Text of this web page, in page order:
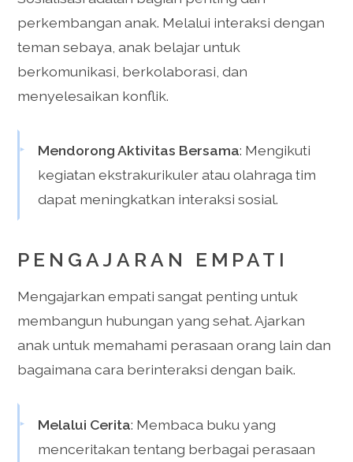
perkembangan anak. Melalui interaksi dengan
teman sebaya, anak belajar untuk
berkomunikasi, berkolaborasi, dan
menyelesaikan konflik.
Mendorong Aktivitas Bersama: Mengikuti
kegiatan ekstrakurikuler atau olahraga tim
dapat meningkatkan interaksi sosial.
PENGAJARAN EMPATI
Mengajarkan empati sangat penting untuk
membangun hubungan yang sehat. Ajarkan
anak untuk memahami perasaan orang lain dan
bagaimana cara berinteraksi dengan baik.
Melalui Cerita: Membaca buku yang
menceritakan tentang berbagai perasaan